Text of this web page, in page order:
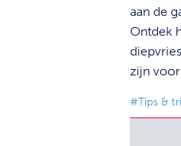
aan de
Ontdek
zijn
#Tips &